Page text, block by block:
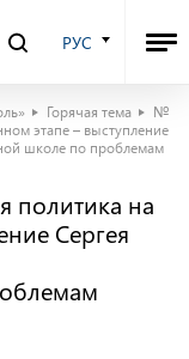
РУС
Горячая тема
№
этапе – выступление
школе по проблемам
политика на
Сергея